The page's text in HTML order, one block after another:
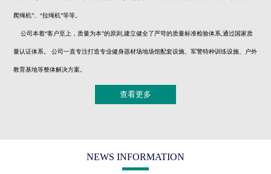
爬绳机”、“拉绳机”等等。
公司本着“客户至上，质量为本”的原则,建立健全了严苛的质量标准检验体系,通过国家质
量认证体系。 公司一直专注打造专业健身器材场地场馆配套设施、军警特种训练设施、户外
教育基地等整体解决方案。
查看更多
NEWS INFORMATION